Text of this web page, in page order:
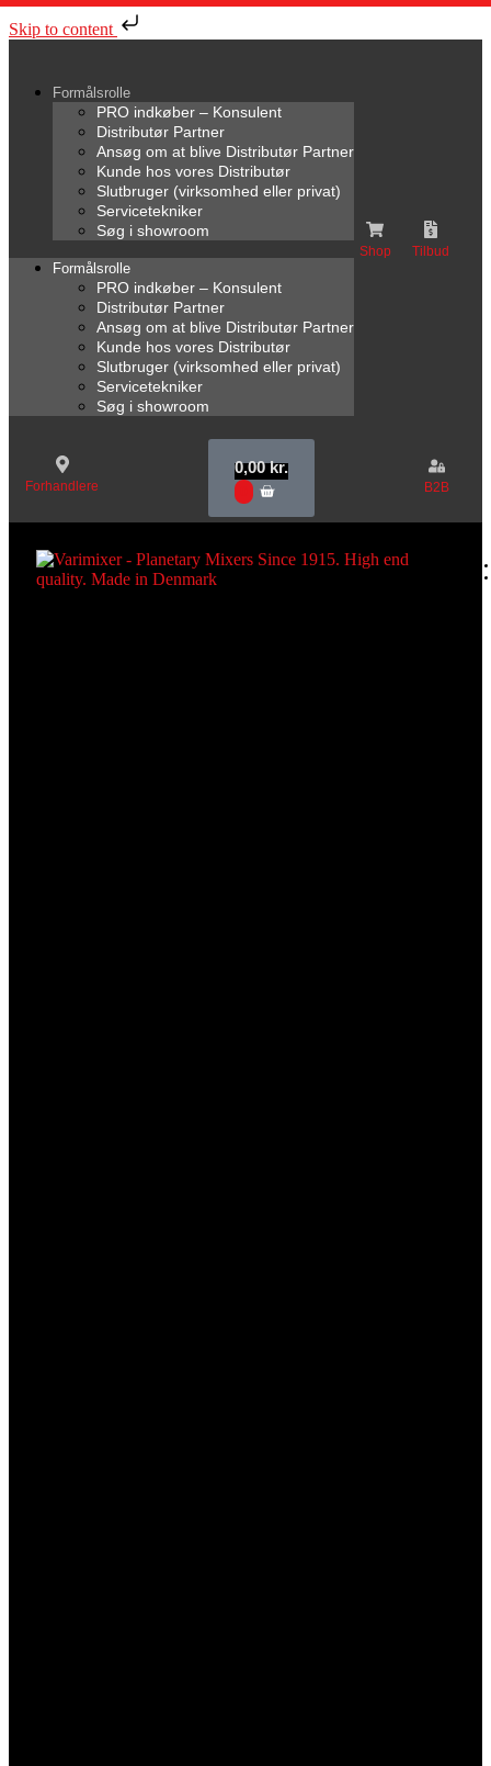
Skip to content
Formålsrolle
PRO indkøber – Konsulent
Distributør Partner
Ansøg om at blive Distributør Partner
Kunde hos vores Distributør
Slutbruger (virksomhed eller privat)
Servicetekniker
Søg i showroom
Formålsrolle
PRO indkøber – Konsulent
Distributør Partner
Ansøg om at blive Distributør Partner
Kunde hos vores Distributør
Slutbruger (virksomhed eller privat)
Servicetekniker
Søg i showroom
Shop Tilbud
Forhandlere
0,00kr.
B2B